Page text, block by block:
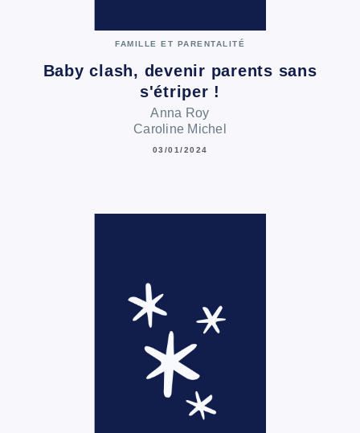
FAMILLE ET PARENTALITÉ
Baby clash, devenir parents sans
s'étriper !
Anna Roy
Caroline Michel
03/01/2024